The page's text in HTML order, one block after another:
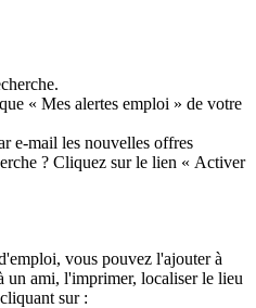
« Mes alertes emploi » de votre
e-mail les nouvelles offres
? Cliquez sur le lien « Activer
vous pouvez l'ajouter à
un ami, l'imprimer, localiser le lieu
sur :